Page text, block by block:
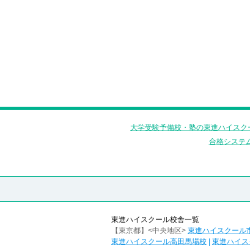
大学受験予備校・塾の東進ハイスク
合格システ
東進ハイスクール校舎一覧
【東京都】<中央地区> 東進ハイスクール
東進ハイスクール高田馬場校
東進ハイ